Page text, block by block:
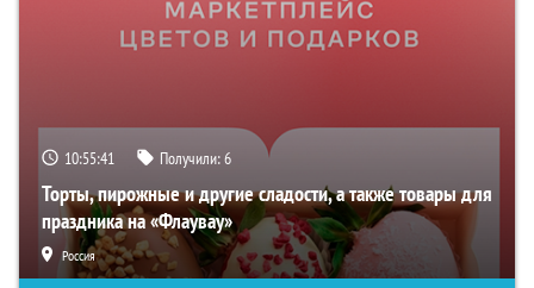
10:55:41 Получили:6
Торты, пирожные и другие сладости, а также товары для
праздника на «Флаувау»
Россия